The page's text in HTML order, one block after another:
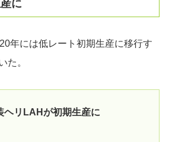
に
年には低レート初期生産に移行す
た。
ヘリLAHが初期生産に